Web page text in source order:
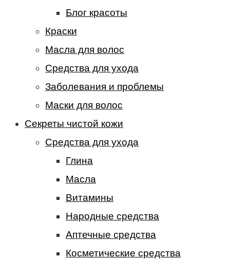
Блог красоты
Краски
Масла для волос
Средства для ухода
Заболевания и проблемы
Маски для волос
Секреты чистой кожи
Средства для ухода
Глина
Масла
Витамины
Народные средства
Аптечные средства
Косметические средства